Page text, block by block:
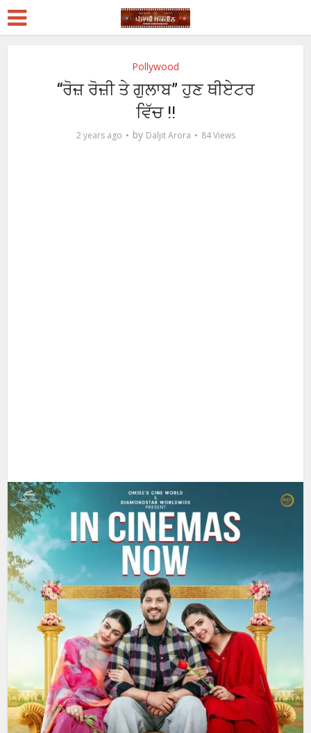
Pollywood
“ਰੋਜ਼ ਰੋਜ਼ੀ ਤੇ ਗੁਲਾਬ” ਹੁਣ ਥੀਏਟਰ
ਵਿੱਚ !!
2 years ago by Daljit Arora 84 Views